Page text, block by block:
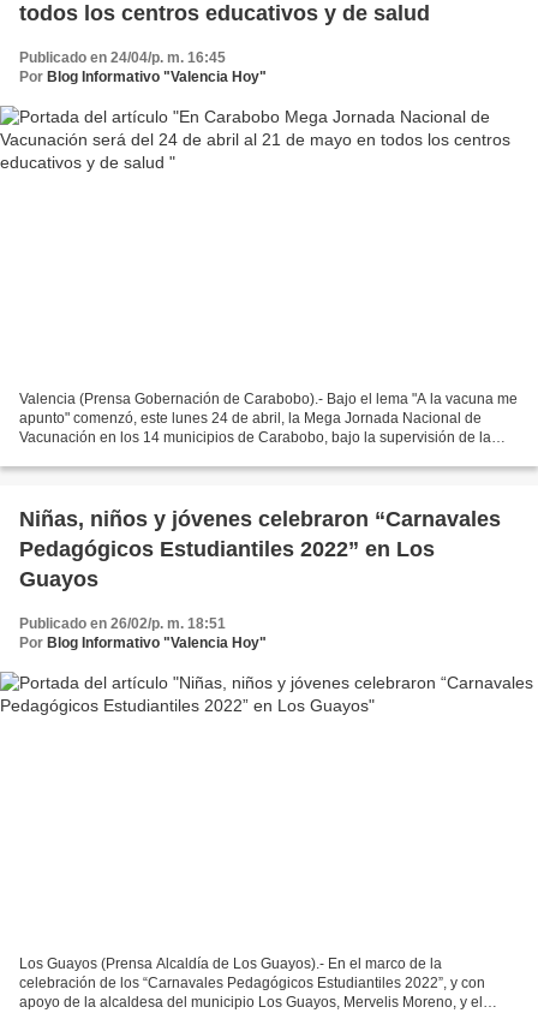
todos los centros educativos y de salud
Publicado en 24/04/p. m. 16:45
Por Blog Informativo "Valencia Hoy"
Valencia (Prensa Gobernación de Carabobo).- Bajo el lema "A la vacuna me
apunto" comenzó, este lunes 24 de abril, la Mega Jornada Nacional de
Vacunación en los 14 municipios de Carabobo, bajo la supervisión de la
Niñas, niños y jóvenes celebraron “Carnavales
Pedagógicos Estudiantiles 2022” en Los
Guayos
Publicado en 26/02/p. m. 18:51
Por Blog Informativo "Valencia Hoy"
Los Guayos (Prensa Alcaldía de Los Guayos).- En el marco de la
celebración de los “Carnavales Pedagógicos Estudiantiles 2022”, y con
apoyo de la alcaldesa del municipio Los Guayos, Mervelis Moreno, y el